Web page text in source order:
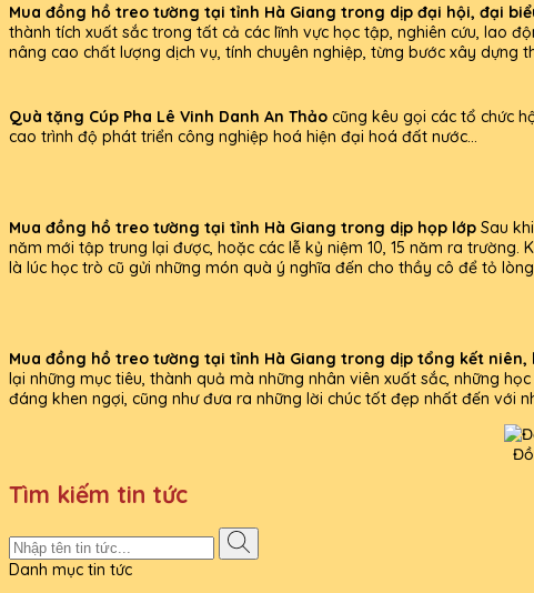
Mua đồng hồ treo tường tại tỉnh Hà Giang trong dịp đại hội, đại
thành tích xuất sắc trong tất cả các lĩnh vực học tập, nghiên cứu, lao
nâng cao chất lượng dịch vụ, tính chuyên nghiệp, từng bước xây dựng
Quà tặng Cúp Pha Lê Vinh Danh An Thảo cũng kêu gọi các tổ chức
cao trình độ phát triển công nghiệp hoá hiện đại hoá đất nước...
Mua đồng hồ treo tường tại tỉnh Hà Giang trong dịp họp lớp Sau
năm mới tập trung lại được, hoặc các lễ kỷ niệm 10, 15 năm ra
là lúc học trò cũ gửi những món quà ý nghĩa đến cho thầy cô để tỏ lòng
Mua đồng hồ treo tường tại tỉnh Hà Giang trong dịp tổng kết niên,
lại những mục tiêu, thành quả mà những nhân viên xuất sắc, những
đáng khen ngợi, cũng như đưa ra những lời chúc tốt đẹp nhất đến với
Tìm kiếm tin tức
Danh mục tin tức